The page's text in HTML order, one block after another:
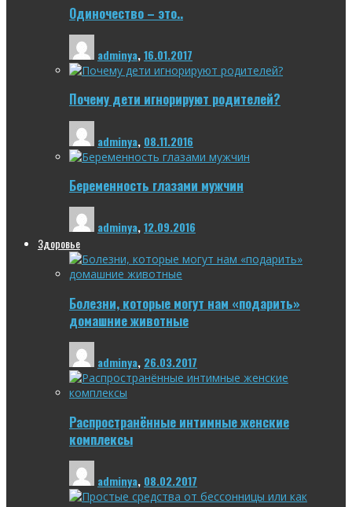
Одиночество – это..
adminya,16.01.2017
Почему дети игнорируют родителей?
adminya, 08.11.2016
Беременность глазами мужчин
adminya,12.09.2016
Здоровье
Болезни, которые могут нам «подарить»
домашние животные
adminya, 26.03.2017
Распространённые интимные женские
комплексы
adminya, 08.02.2017